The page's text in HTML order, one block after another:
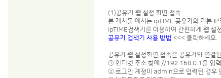
(1)공유기 웹 설정 화면 접속
본 게시물 에서는 ipTIME 공유기의 기본
ipTIME검색기를 이용하여 간편하게 웹 설
공유기 검색기 사용 방법 <<< 클릭하세요.
공유기 웹 설정화면 접속은 공유기와 연
① 인터넷 주소 창에 //192.168.0.1을 입력
② 로그인 계정이 admin으로 입력된 경우